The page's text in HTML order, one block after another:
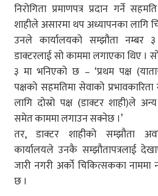
निरोगिता प्रमाणपत्र प्रदान गर्ने
शाहीले असारमा थप अध्यापनका लागि
उनले कार्यालयको सम्झौता नम्बर
डाक्टरलाई सो काममा लगाएका थिए ।
३ मा भनिएको छ – ‘प्रथम पक्ष
पक्षको सहमतिमा सेवाको
लागि दोस्रो पक्ष (डाक्टर शाही)ले
समेत काममा लगाउन सक्नेछ ।’
तर, डाक्टर शाहीको सम्झौता
कार्यालयले उनकै सम्झौतापत्रलाई
जारी नगरी अर्को चिकित्सकका
छ ।